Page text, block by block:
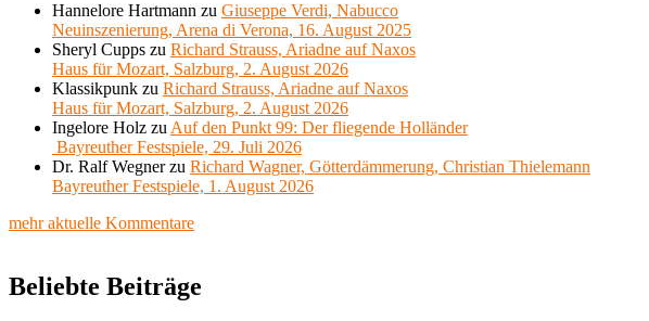
Hannelore Hartmann zu Giuseppe Verdi, Nabucco
Neuinszenierung, Arena di Verona, 16. August 2025
Sheryl Cupps zu Richard Strauss, Ariadne auf Naxos
Haus für Mozart, Salzburg, 2. August 2026
Klassikpunk zu Richard Strauss, Ariadne auf Naxos
Haus für Mozart, Salzburg, 2. August 2026
Ingelore Holz zu Auf den Punkt 99: Der fliegende Holländer
Bayreuther Festspiele, 29. Juli 2026
Dr. Ralf Wegnerzu Richard Wagner, Götterdämmerung, Christian Thielemann
Bayreuther Festspiele, 1. August 2026
mehr aktuelle Kommentare
Beliebte Beiträge